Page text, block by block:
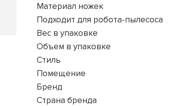
Материал ножек
Подходит для робота-пылесоса
Вес в упаковке
Объем в упаковке
Стиль
Помещение
Бренд
Страна бренда